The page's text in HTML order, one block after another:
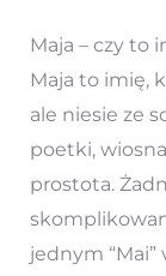
Maja – czy to
Maja to imię,
ale niesie ze
poetki,
prostota.
jednym “Mai”